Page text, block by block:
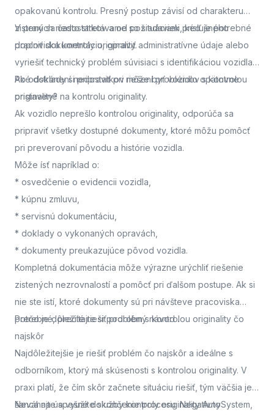
opakovanú kontrolu. Presný postup závisí od charakteru
zistených nedostatkov a od požiadaviek príslušného
pracoviska kontroly originality.
V praxi sa často stretávame so situáciami, keď je potrebné
doplniť dokumentáciu, opraviť administratívne údaje alebo
vyriešiť technický problém súvisiaci s identifikáciou vozidla.
Po odstránení nedostatkov môže byť vozidlo opätovne
pristavené na kontrolu originality.
Aké doklady si pripraviť pri riešení problémov s kontrolou
originality?
Ak vozidlo neprešlo kontrolou originality, odporúča sa
pripraviť všetky dostupné dokumenty, ktoré môžu pomôcť
pri preverovaní pôvodu a histórie vozidla.
Môže ísť napríklad o:
* osvedčenie o evidencii vozidla,
* kúpnu zmluvu,
* servisnú dokumentáciu,
* doklady o vykonaných opravách,
* dokumenty preukazujúce pôvod vozidla.
Kompletná dokumentácia môže výrazne urýchliť riešenie
zistených nezrovnalostí a pomôcť pri ďalšom postupe. Ak si
nie ste istí, ktoré dokumenty sú pri návšteve pracoviska
potrebné, prečítajte si podrobný návod.
Prečo je dôležité riešiť problém s kontrolou originality čo
najskôr
Najdôležitejšie je riešiť problém čo najskôr a ideálne s
odborníkom, ktorý má skúsenosti s kontrolou originality. V
praxi platí, že čím skôr začnete situáciu riešiť, tým väčšia je
šanca na úspešné dokončenie procesu. Negatívny
Neváhajte a využite služby kontroly originality AutoSystem,